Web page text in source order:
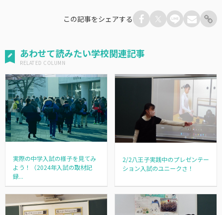
この記事をシェアする
あわせて読みたい学校関連記事
実際の中学入試の様子を見てみ
よう！（2024年入試の取材記
録...
2/2八王子実践中のプレゼンテー
ション入試のユニークさ！